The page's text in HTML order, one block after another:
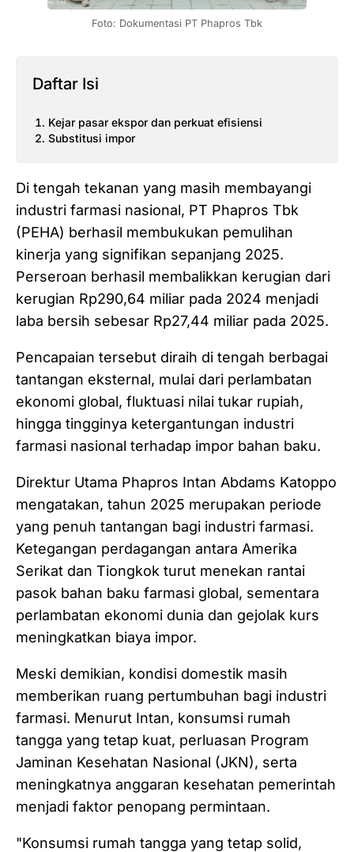
Foto: Dokumentasi PT Phapros Tbk
Daftar Isi
Kejar pasar ekspor dan perkuat efisiensi
Substitusi impor
Di tengah tekanan yang masih membayangi
industri farmasi nasional, PT Phapros Tbk
(PEHA) berhasil membukukan pemulihan
kinerja yang signifikan sepanjang 2025.
Perseroan berhasil membalikkan kerugian dari
kerugian Rp290,64 miliar pada 2024 menjadi
laba bersih sebesar Rp27,44 miliar pada 2025.
Pencapaian tersebut diraih di tengah berbagai
tantangan eksternal, mulai dari perlambatan
ekonomi global, fluktuasi nilai tukar rupiah,
hingga tingginya ketergantungan industri
farmasi nasional terhadap impor bahan baku.
Direktur Utama Phapros Intan Abdams Katoppo
mengatakan, tahun 2025 merupakan periode
yang penuh tantangan bagi industri farmasi.
Ketegangan perdagangan antara Amerika
Serikat dan Tiongkok turut menekan rantai
pasok bahan baku farmasi global, sementara
perlambatan ekonomi dunia dan gejolak kurs
meningkatkan biaya impor.
Meski demikian, kondisi domestik masih
memberikan ruang pertumbuhan bagi industri
farmasi. Menurut Intan, konsumsi rumah
tangga yang tetap kuat, perluasan Program
Jaminan Kesehatan Nasional (JKN), serta
meningkatnya anggaran kesehatan pemerintah
menjadi faktor penopang permintaan.
"Konsumsi rumah tangga yang tetap solid,